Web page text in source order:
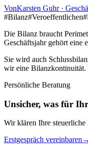
VonKarsten Guhr·
#Bilanz#Veroeffentlichen#
Die Bilanz braucht
Geschäftsjahr gehört eine
Sie wird auch
wir eine Bilanzkontinuität.
Persönliche Beratung
Unsicher, was für
Wir klären Ihre
Erstgespräch vereinbaren →